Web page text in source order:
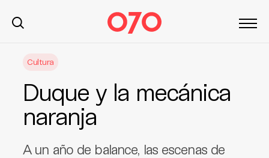
Cultura
Duque y la mecánica
naranja
A un año de balance, las escenas de